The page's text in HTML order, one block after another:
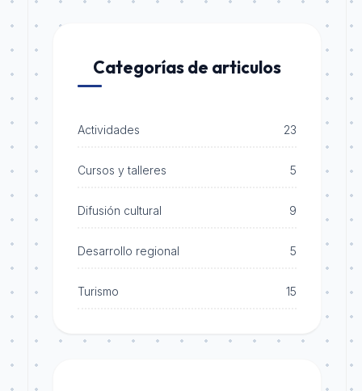
Categorías de articulos
Actividades 23
Cursos y talleres 5
Difusión cultural 9
Desarrollo regional 5
Turismo 15